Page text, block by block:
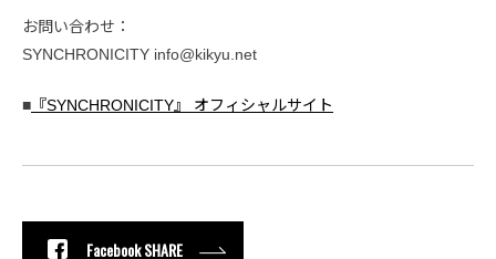
お問い合わせ：
SYNCHRONICITY info@kikyu.net
■ 『SYNCHRONICITY』 オフィシャルサイト
Facebook SHARE